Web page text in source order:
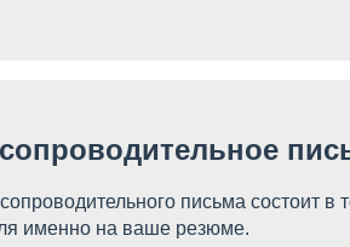
письма состоит
именно на ваше резюме.